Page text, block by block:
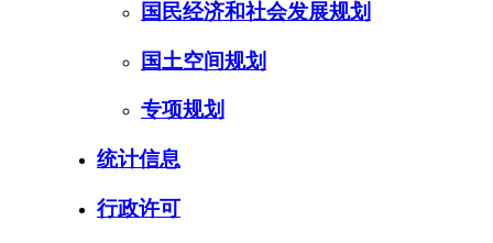
国民经济和社会发展规划
国土空间规划
专项规划
统计信息
行政许可